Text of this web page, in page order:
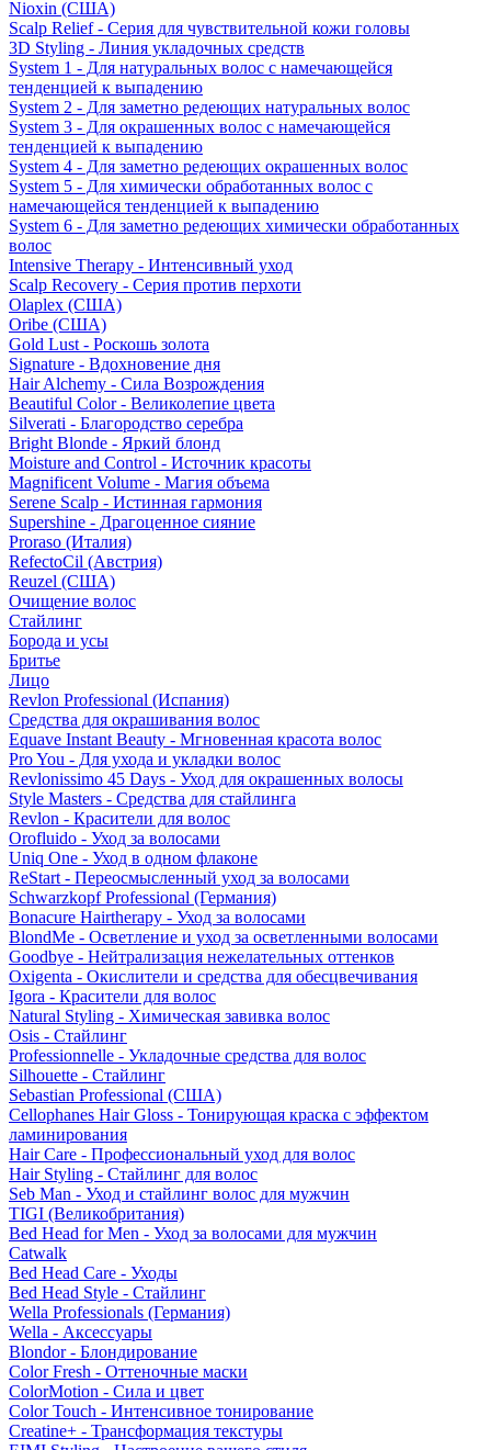
Nioxin (США)
Scalp Relief - Серия для чувствительной кожи головы
3D Styling - Линия укладочных средств
System 1 - Для натуральных волос с намечающейся
тенденцией к выпадению
System 2 - Для заметно редеющих натуральных волос
System 3 - Для окрашенных волос с намечающейся
тенденцией к выпадению
System 4 - Для заметно редеющих окрашенных волос
System 5 - Для химически обработанных волос с
намечающейся тенденцией к выпадению
System 6 - Для заметно редеющих химически обработанных
волос
Intensive Therapy - Интенсивный уход
Scalp Recovery - Серия против перхоти
Olaplex (США)
Oribe (США)
Gold Lust - Роскошь золота
Signature - Вдохновение дня
Hair Alchemy - Сила Возрождения
Beautiful Color - Великолепие цвета
Silverati - Благородство серебра
Bright Blonde - Яркий блонд
Moisture and Control - Источник красоты
Magnificent Volume - Магия объема
Serene Scalp - Истинная гармония
Supershine - Драгоценное сияние
Proraso (Италия)
RefectoCil (Австрия)
Reuzel (США)
Очищение волос
Стайлинг
Борода и усы
Бритье
Лицо
Revlon Professional (Испания)
Средства для окрашивания волос
Equave Instant Beauty - Мгновенная красота волос
Pro You - Для ухода и укладки волос
Revlonissimo 45 Days - Уход для окрашенных волосы
Style Masters - Средства для стайлинга
Revlon - Красители для волос
Orofluido - Уход за волосами
Uniq One - Уход в одном флаконе
ReStart - Переосмысленный уход за волосами
Schwarzkopf Professional (Германия)
Bonacure Hairtherapy - Уход за волосами
BlondMe - Осветление и уход за осветленными волосами
Goodbye - Нейтрализация нежелательных оттенков
Oxigenta - Окислители и средства для обесцвечивания
Igora - Красители для волос
Natural Styling - Химическая завивка волос
Osis - Стайлинг
Professionnelle - Укладочные средства для волос
Silhouette - Стайлинг
Sebastian Professional (США)
Cellophanes Hair Gloss - Тонирующая краска с эффектом
ламинирования
Hair Care - Профессиональный уход для волос
Hair Styling - Стайлинг для волос
Seb Man - Уход и стайлинг волос для мужчин
TIGI (Великобритания)
Bed Head for Men - Уход за волосами для мужчин
Catwalk
Bed Head Care - Уходы
Bed Head Style - Стайлинг
Wella Professionals (Германия)
Wella - Аксессуары
Blondor - Блондирование
Color Fresh - Оттеночные маски
ColorMotion - Сила и цвет
Color Touch - Интенсивное тонирование
Creatine+ - Трансформация текстуры